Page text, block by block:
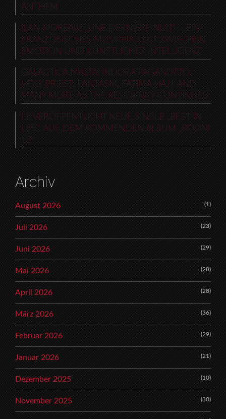
ANTHEM
ILAN MOREAU: „UNE DERNIÈRE NUIT“ – EIN
FRANZÖSISCHES MUSIKPROJEKT ZWISCHEN
EMOTION UND KÜNSTLICHER INTELLIGENZ
GALACTICA MALTA: INDORA PAGANOTTO,
HOLY PRIEST, FANTASM, FATIMA HAJJI AND
MANY MORE AS THE RESIDENCY CONTINUES
LP VERÖFFENTLICHT NEUE SINGLE „BEST IN
LIFE“ AUS DEM KOMMENDEN ALBUM „ROOM
12“
Archiv
August 2026 (1)
Juli 2026 (23)
Juni 2026 (29)
Mai 2026 (28)
April 2026 (28)
März 2026 (36)
Februar 2026 (29)
Januar 2026 (21)
Dezember 2025 (10)
November 2025 (30)